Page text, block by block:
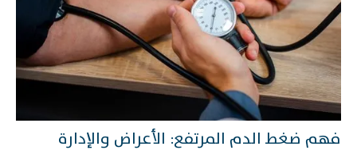
فهم ضغط الدم المرتفع: الأعراض والإدارة